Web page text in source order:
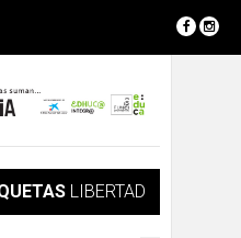
LIBERTAD